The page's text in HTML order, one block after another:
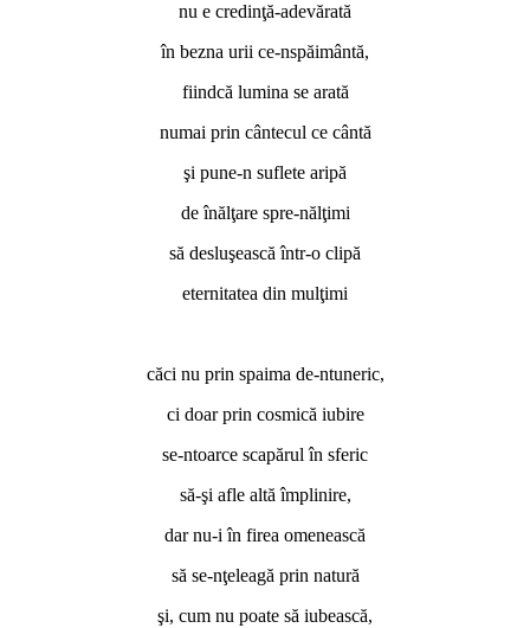
nu e credinţă-adevărată
în bezna urii ce-nspăimântă,
fiindcă lumina se arată
numai prin cântecul ce cântă
şi pune-n suflete aripă
de înălţare spre-nălţimi
să desluşească într-o clipă
eternitatea din mulţimi
căci nu prin spaima de-ntuneric,
ci doar prin cosmică iubire
se-ntoarce scapărul în sferic
să-şi afle altă împlinire,
dar nu-i în firea omenească
să se-nţeleagă prin natură
şi, cum nu poate să iubească,